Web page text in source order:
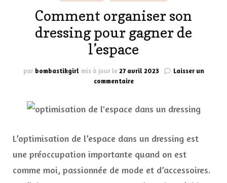
Comment organiser son
dressing pour gagner de
l’espace
par bombastikgirl mis à jour le27 avril 2023
Laisser un
commentairesur
son
gagner
de
l’espace
L’optimisation de l’espace dans un dressing est
une préoccupation importante quand on est
comme moi, passionnée de mode et d’accessoires.